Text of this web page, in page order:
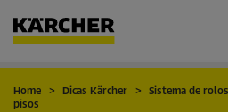
Home Dicas Kärcher
Sistema de
pisos